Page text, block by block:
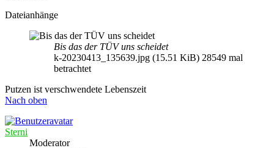
Dateianhänge
Bis das der TÜV uns scheidet
k-20230413_135639.jpg (15.51 KiB) 28549 mal
betrachtet
Putzen ist verschwendete Lebenszeit
Nach oben
Sterni
Moderator